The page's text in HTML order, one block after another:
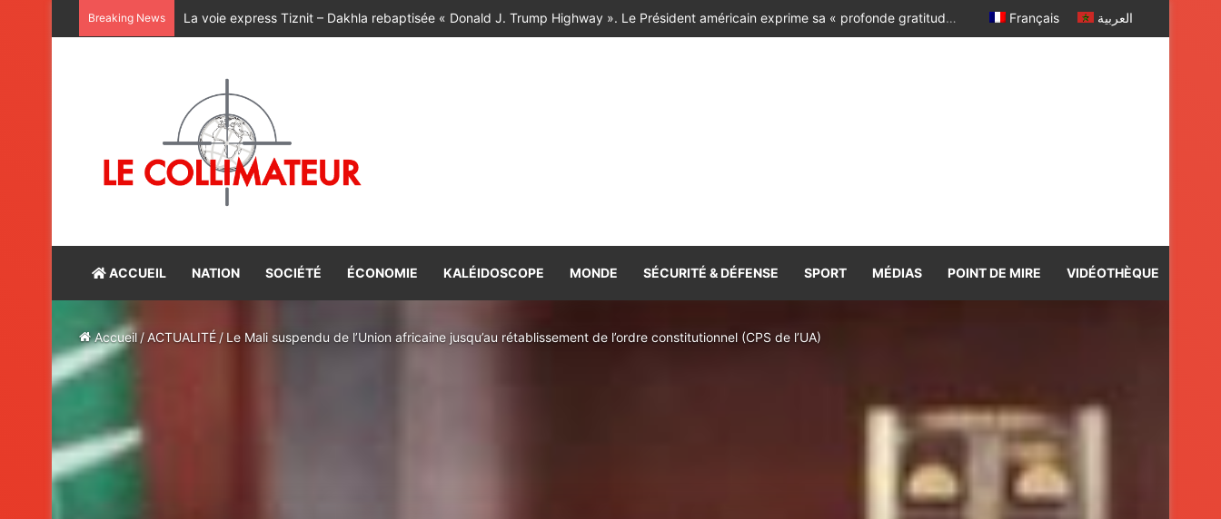
Breaking News La voie express Tiznit – Dakhla rebaptisée « Donald J. Trump Highway ». Le Président américain exprime sa « profonde gratitude » à SM le Roi Mohammed VI Français العربية
ACCUEIL NATION SOCIÉTÉ ÉCONOMIE KALÉIDOSCOPE MONDE SÉCURITÉ & DÉFENSE SPORT MÉDIAS POINT DE MIRE VIDÉOTHÈQUE
Accueil / ACTUALITÉ / Le Mali suspendu de l’Union africaine jusqu’au rétablissement de l’ordre constitutionnel (CPS de l’UA)